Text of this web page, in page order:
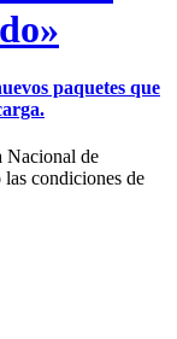
paquetes que
Nacional de
condiciones de